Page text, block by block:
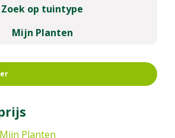
Zoek op tuintype
Mijn Planten
Planten